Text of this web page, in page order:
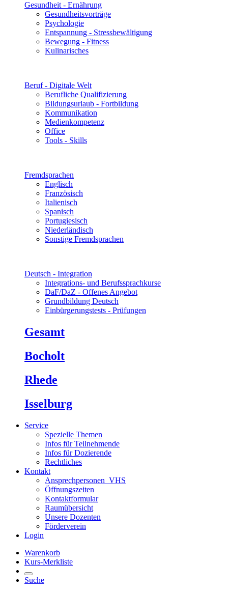
Gesundheit - Ernährung
Gesundheitsvorträge
Psychologie
Entspannung - Stressbewältigung
Bewegung - Fitness
Kulinarisches
Beruf - Digitale Welt
Berufliche Qualifizierung
Bildungsurlaub - Fortbildung
Kommunikation
Medienkompetenz
Office
Tools - Skills
Fremdsprachen
Englisch
Französisch
Italienisch
Spanisch
Portugiesisch
Niederländisch
Sonstige Fremdsprachen
Deutsch - Integration
Integrations- und Berufssprachkurse
DaF/DaZ - Offenes Angebot
Grundbildung Deutsch
Einbürgerungstests - Prüfungen
Gesamt
Bocholt
Rhede
Isselburg
Service
Spezielle Themen
Infos für Teilnehmende
Infos für Dozierende
Rechtliches
Kontakt
Ansprechpersonen_VHS
Öffnungszeiten
Kontaktformular
Raumübersicht
Unsere Dozenten
Förderverein
Login
Warenkorb
Kurs-Merkliste
Suche